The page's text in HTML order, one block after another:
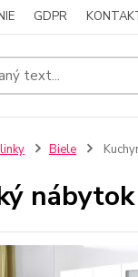
GDPR
Biele
nábytok